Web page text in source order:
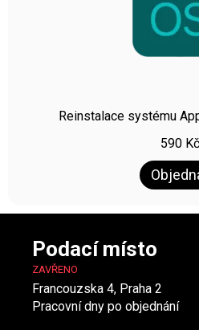
Reinstalace systému
590 Kč
Podací místo
ZAVŘENO
Francouzska 4, Praha 2
Pracovní dny po objednání